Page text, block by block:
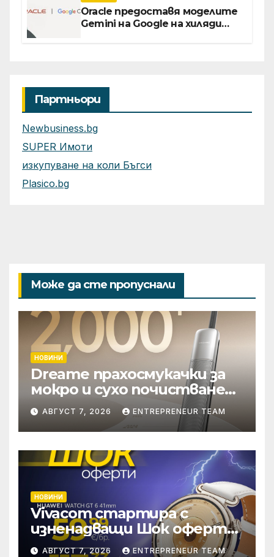
Oracle предоставя моделите
Gemini на Google на хиляди
Партньори
Newbusiness.bg
SUPER Имоти
изкупуване на коли Бъгси
Plasico.bg
Може да сте пропуснали
НОВИНИ
Dreame прахосмукачки за
мокро и сухо почистване
надхвърлиха 2 000
патентни заявки в
световен мащаб
АВГУСТ 7, 2026 ENTREPRENEUR TEAM
НОВИНИ
Vivacom стартира с
изненадващи Шок оферти
през август онлайн
АВГУСТ 7, 2026 ENTREPRENEUR TEAM